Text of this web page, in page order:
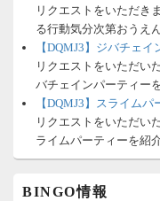
リクエストをいただき
る行動気分次第おうえ
【DQMJ3】ジバチェイ
リクエストをいただい
バチェインパーティー
【DQMJ3】スライムパ
リクエストをいただい
ライムパーティーを紹
BINGO情報